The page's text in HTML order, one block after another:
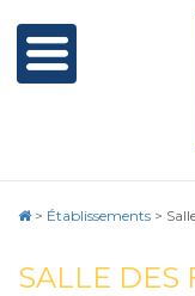
> Établissements >
SALLE DES